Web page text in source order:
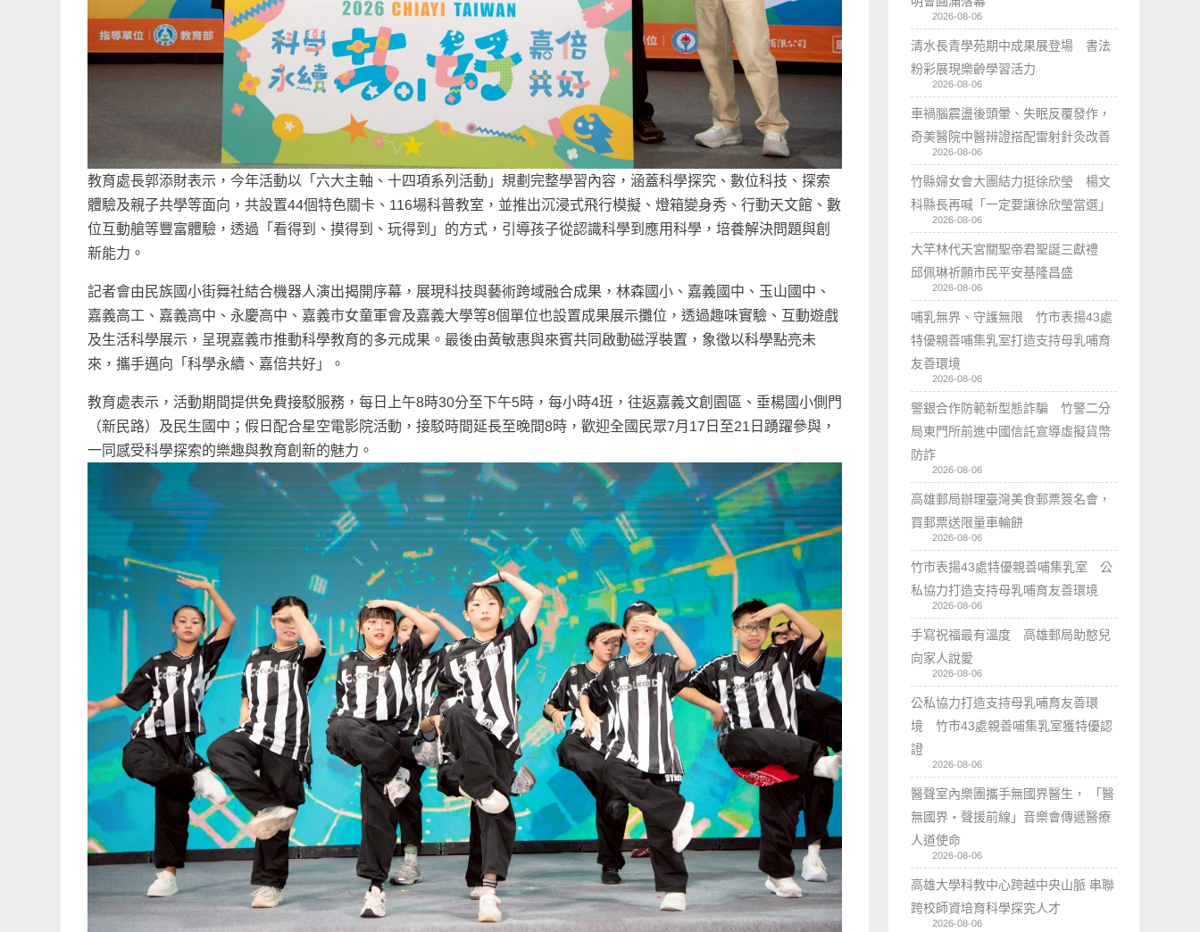
教育處長郭添財表示，今年活動以「六大主軸、十四項系列活動」規劃完整學習內容，涵蓋科學探究、數位科技、探索
體驗及親子共學等面向，共設置44個特色關卡、116場科普教室，並推出沉浸式飛行模擬、燈箱變身秀、行動天文館、數
位互動艙等豐富體驗，透過「看得到、摸得到、玩得到」的方式，引導孩子從認識科學到應用科學，培養解決問題與創
新能力。
記者會由民族國小街舞社結合機器人演出揭開序幕，展現科技與藝術跨域融合成果，林森國小、嘉義國中、玉山國中、
嘉義高工、嘉義高中、永慶高中、嘉義市女童軍會及嘉義大學等8個單位也設置成果展示攤位，透過趣味實驗、互動遊戲
及生活科學展示，呈現嘉義市推動科學教育的多元成果。最後由黃敏惠與來賓共同啟動磁浮裝置，象徵以科學點亮未
來，攜手邁向「科學永續、嘉倍共好」。
教育處表示，活動期間提供免費接駁服務，每日上午8時30分至下午5時，每小時4班，往返嘉義文創園區、垂楊國小側門
（新民路）及民生國中；假日配合星空電影院活動，接駁時間延長至晚間8時，歡迎全國民眾7月17日至21日踴躍參與，
一同感受科學探索的樂趣與教育創新的魅力。
2026-08-06
清水長青學苑期中成果展登場 書法
粉彩展現樂齡學習活力
2026-08-06
車禍腦震盪後頭暈、失眠反覆發作，
奇美醫院中醫辨證搭配雷射針灸改善
2026-08-06
竹縣婦女會大團結力挺徐欣瑩 楊文
科縣長再喊「一定要讓徐欣瑩當選」
2026-08-06
大竿林代天宮關聖帝君聖誕三獻禮
邱佩琳祈願市民平安基隆昌盛
2026-08-06
哺乳無界、守護無限 竹市表揚43處
特優親善哺集乳室打造支持母乳哺育
友善環境
2026-08-06
警銀合作防範新型態詐騙 竹警二分
局東門所前進中國信託宣導虛擬貨幣
防詐
2026-08-06
高雄郵局辦理臺灣美食郵票簽名會，
買郵票送限量車輪餅
2026-08-06
竹市表揚43處特優親善哺集乳室 公
私協力打造支持母乳哺育友善環境
2026-08-06
手寫祝福最有溫度 高雄郵局助憨兒
向家人說愛
2026-08-06
公私協力打造支持母乳哺育友善環
境 竹市43處親善哺集乳室獲特優認
證
2026-08-06
醫聲室內樂團攜手無國界醫生， 「醫
無國界・聲援前線」音樂會傳遞醫療
人道使命
2026-08-06
高雄大學科教中心跨越中央山脈 串聯
跨校師資培育科學探究人才
2026-08-06